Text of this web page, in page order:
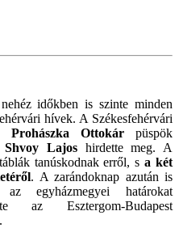
időkben is szinte minden
hívek. A Székesfehérvári
Prohászka Ottokárpüspök
Shvoy Lajoshirdette meg. A
tanúskodnak erről, sa két
. A zarándoknap azután is
egyházmegyei határokat
az Esztergom-Budapest